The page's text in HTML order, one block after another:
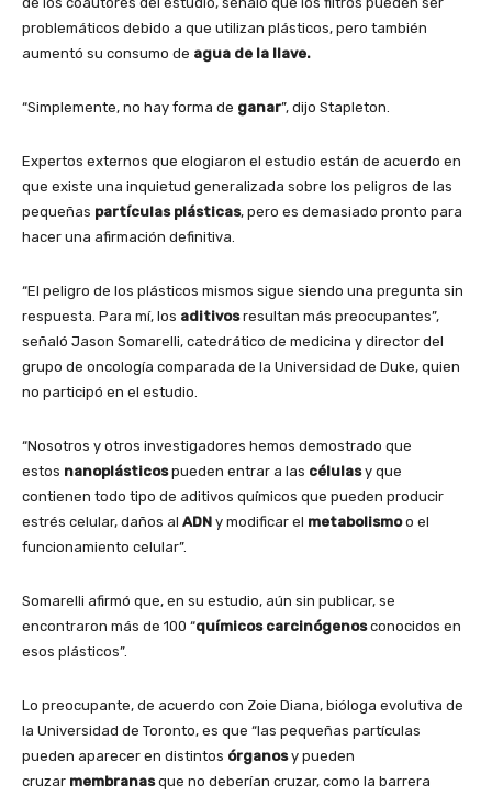
problemáticos debido a que utilizan plásticos, pero también
aumentó su consumo de agua de la llave.
“Simplemente, no hay forma de ganar”, dijo Stapleton.
Expertos externos que elogiaron el estudio están de acuerdo en
que existe una inquietud generalizada sobre los peligros de las
pequeñas partículas plásticas, pero es demasiado pronto para
hacer una afirmación definitiva.
“El peligro de los plásticos mismos sigue siendo una pregunta sin
respuesta. Para mí, los aditivosresultan más preocupantes”,
señaló Jason Somarelli, catedrático de medicina y director del
grupo de oncología comparada de la Universidad de Duke, quien
no participó en el estudio.
“Nosotros y otros investigadores hemos demostrado que
estos nanoplásticospueden entrar a las célulasy que
contienen todo tipo de aditivos químicos que pueden producir
estrés celular, daños al ADN y modificar el metabolismoo el
funcionamiento celular”.
Somarelli afirmó que, en su estudio, aún sin publicar, se
encontraron más de 100 “químicos carcinógenosconocidos en
esos plásticos”.
Lo preocupante, de acuerdo con Zoie Diana, bióloga evolutiva de
la Universidad de Toronto, es que “las pequeñas partículas
pueden aparecer en distintos órganosy pueden
cruzar membranasque no deberían cruzar, como la barrera